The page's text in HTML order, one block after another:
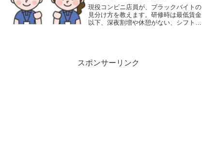
現役コンビニ店員が、ブラックバイトの
見分け方を教えます。研修時は最低賃金
以下、深夜割増や休憩がない、シフトが
スポンサーリンク